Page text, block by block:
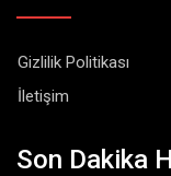
Gizlilik Politikası
İletişim
Son Dakika